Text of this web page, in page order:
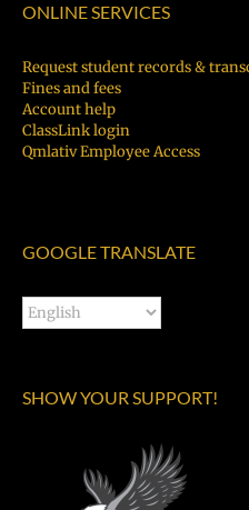
ONLINE SERVICES
Request student records &
Fines and fees
Account help
ClassLink login
Qmlativ Employee Access
GOOGLE TRANSLATE
SHOW YOUR SUPPORT!